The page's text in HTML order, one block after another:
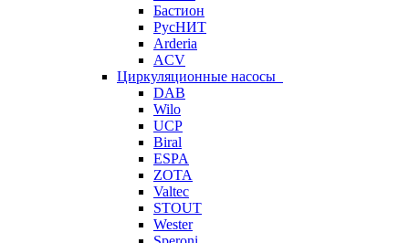
Бастион
РусНИТ
Arderia
ACV
Циркуляционные насосы
DAB
Wilo
UCP
Biral
ESPA
ZOTA
Valtec
STOUT
Wester